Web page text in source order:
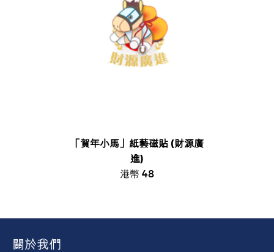
「賀年小馬」紙藝磁貼 (財源廣
進)
港幣 48
關於我們